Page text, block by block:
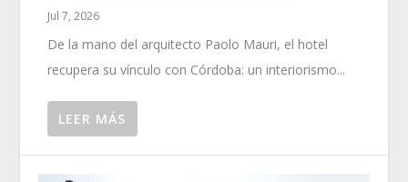
Jul 7, 2026
De la mano del arquitecto Paolo Mauri, el hotel
recupera su vínculo con Córdoba: un interiorismo...
LEER MÁS